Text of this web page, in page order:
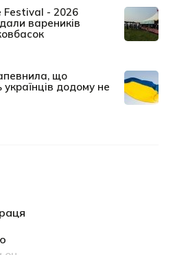
- 2026
вареників
що
додому не